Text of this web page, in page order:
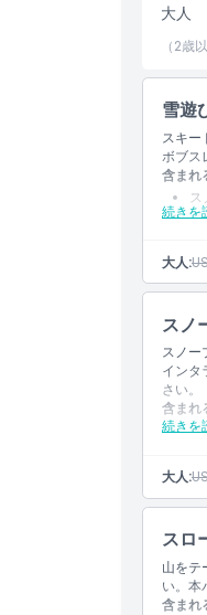
含まれる
営業時間
場所
行き方
キャンセ
大人
（2歳
雪遊
スキー
ボブス
続きを
含まれ
ア
マ
冬
大人:
スノ
スノー
インタ
さい。
続きを
含まれ
終
ス
無
体
ロ
冬
無
13
大人:
スロ
山をテ
い。本
含まれ